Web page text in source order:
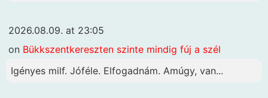
2026.08.09. at 23:05
on Bükkszentkereszten szinte mindig fúj a szél
Igényes milf. Jóféle. Elfogadnám. Amúgy, van...